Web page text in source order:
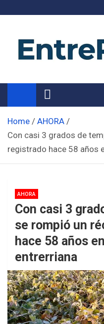
Noticias de
Información de toda la
Home
AHORA
Con casi 3 grados de
registrado hace 58 años
AHORA
Con casi 3
se rompió un
hace 58 años
entrerriana